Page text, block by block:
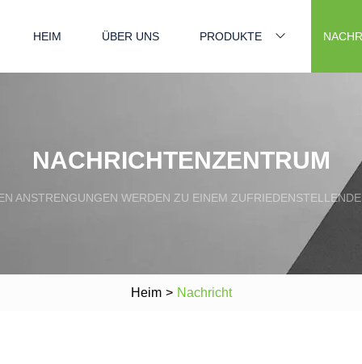
HEIM ÜBER UNS PRODUKTE
NACHRICHTENZENTRUM
ANSTRENGUNGEN WERDEN ZU EINEM
Heim > Nachricht